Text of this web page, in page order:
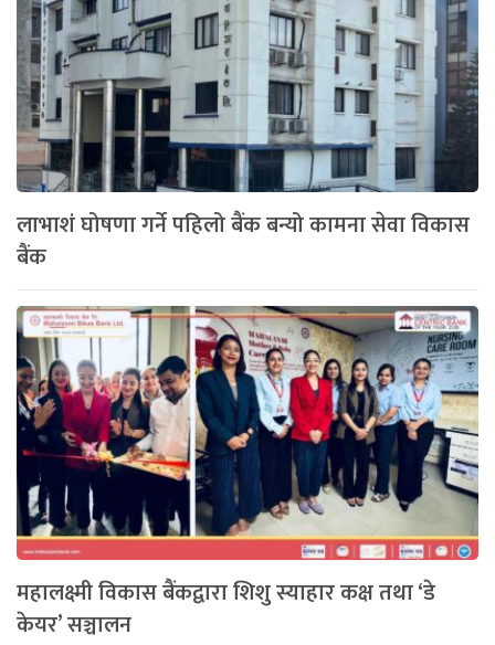
लाभाशं घोषणा गर्ने पहिलो बैंक बन्यो कामना सेवा विकास
बैंक
महालक्ष्मी विकास बैंकद्वारा शिशु स्याहार कक्ष तथा ‘डे
केयर’ सञ्चालन